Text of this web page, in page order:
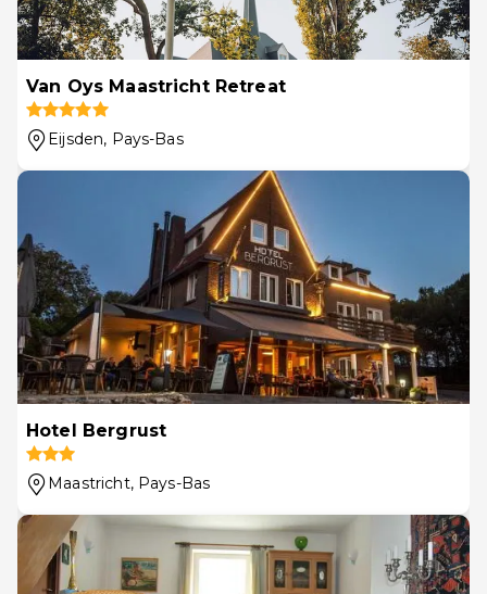
Van Oys Maastricht Retreat
Eijsden, Pays-Bas
Hotel Bergrust
Maastricht, Pays-Bas